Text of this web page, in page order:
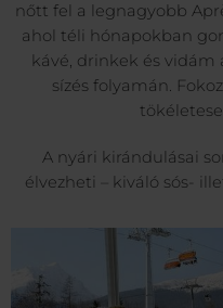
nőtt fel a legnagyobb
ahol téli hónapokban
kávé, drinkek és vidám
sízés folyamán.
A nyári kirándulásai
élvezheti – kiváló sós-